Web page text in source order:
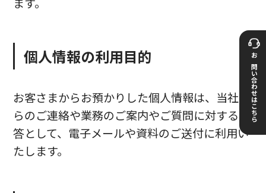
個人情報の利用目的
お客さまからお預かりした個人情報は、当社か
らのご連絡や業務のご案内やご質問に対する回
答として、電子メールや資料のご送付に利用い
たします。
お問い合わせはこちら